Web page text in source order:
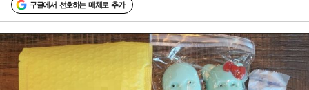
구글에서 선호하는 매체로 추가